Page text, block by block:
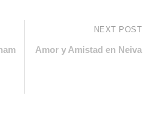
NEXT POST
Amor y Amistad en Neiva